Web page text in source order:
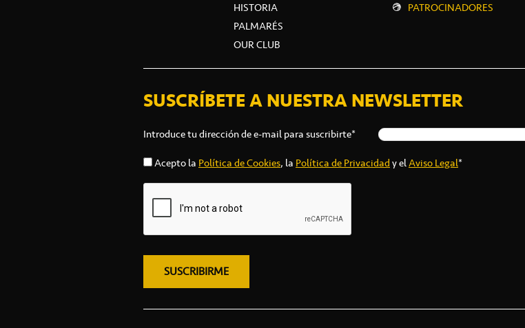
HISTORIA
PALMARÉS
OUR CLUB
PATROCINADORES
SUSCRÍBETE A NUESTRA NEWSLETTER
Introduce tu dirección de e-mail para suscribirte*
Acepto la Política de Cookies, la Política de Privacidady elAviso Legal*